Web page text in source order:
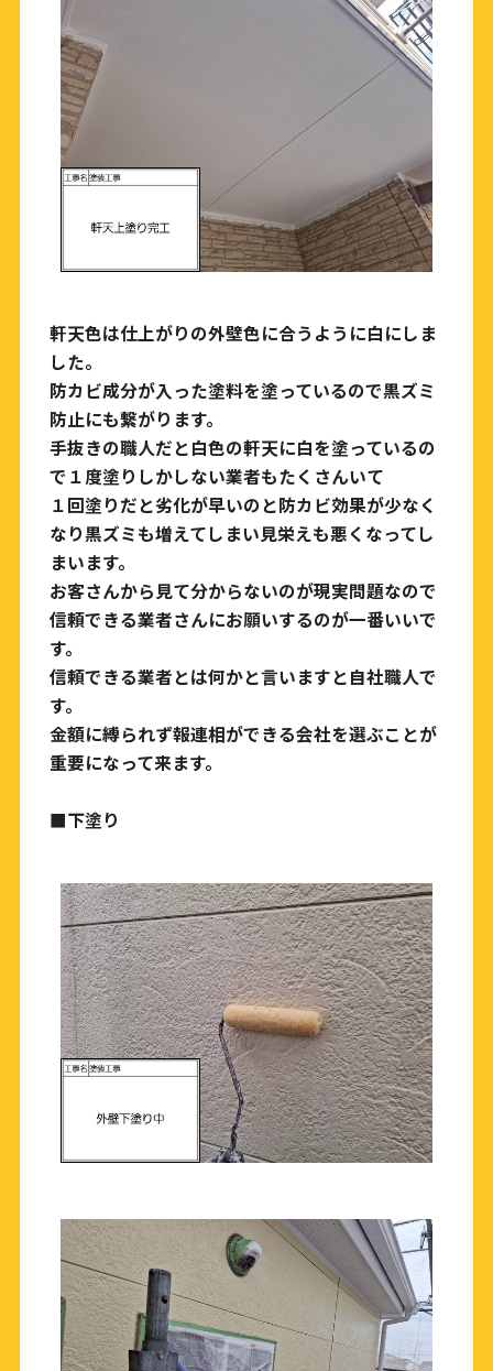
軒天色は仕上がりの外壁色に合うように白にしま
した。
防カビ成分が入った塗料を塗っているので黒ズミ
防止にも繋がります。
手抜きの職人だと白色の軒天に白を塗っているの
で１度塗りしかしない業者もたくさんいて
１回塗りだと劣化が早いのと防カビ効果が少なく
なり黒ズミも増えてしまい見栄えも悪くなってし
まいます。
お客さんから見て分からないのが現実問題なので
信頼できる業者さんにお願いするのが一番いいで
す。
信頼できる業者とは何かと言いますと自社職人で
す。
金額に縛られず報連相ができる会社を選ぶことが
重要になって来ます。
■下塗り